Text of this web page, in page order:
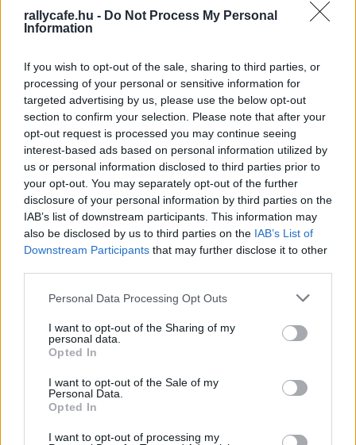
rallycafe.hu - Do Not Process My Personal
Information
If you wish to opt-out of the sale, sharing to third parties, or
processing of your personal or sensitive information for
targeted advertising by us, please use the below opt-out
section to confirm your selection. Please note that after your
opt-out request is processed you may continue seeing
interest-based ads based on personal information utilized by
us or personal information disclosed to third parties prior to
your opt-out. You may separately opt-out of the further
disclosure of your personal information by third parties on the
IAB’s list of downstream participants. This information may
also be disclosed by us to third parties on the IAB’s List of
Downstream Participants that may further disclose it to other
Please note that this website/app uses one or more Google
not limited to your visit or usage behaviour. You may click to
grant or deny consent to Google and its third-party tags to
use your data for below specified purposes in below Google
consent section.
Personal Data Processing Opt Outs
I want to opt-out of the Sharing of my
personal data.
Opted In
I want to opt-out of the Sale of my
Personal Data.
Opted In
I want to opt-out of processing my
bónuszpontokat kínáló Power Stage-en is, akárcsak a
következő maratoni gyorsaságin.
SzuperSzombat állása 1 szakasz után
1 #16 Adrien Fourmaux – Alexandre Coria (FRA) Hyundai
i20 N Rally1 10:56.6
2 #69 Kalle Rovanpera – Jonne Halttunen (FIN) Toyota GR
Yaris Rally1 +3.4
3 #1 Thierry Neuville – Martijn Wydaeghe (BEL) Hyundai
i20 N Rally1 +4.0
4 #17 Sébastien Ogier – Vincent Landais (FRA) Toyota GR
Yaris Rally1 +8.1
5 #33 Elfyn Evans – Scott Martin (SCO) Toyota GR Yaris
Rally1 +8.2
1 #1 Thierry Neuville – Martijn Wydaeghe (BEL) Hyundai
i20 N Rally1 2:54:24.1
2 #22 Martins Sesks – Renars Francis (LVA) Ford Puma
Rally1 +2.0
Toyota GR Yaris Rally1 +44.0